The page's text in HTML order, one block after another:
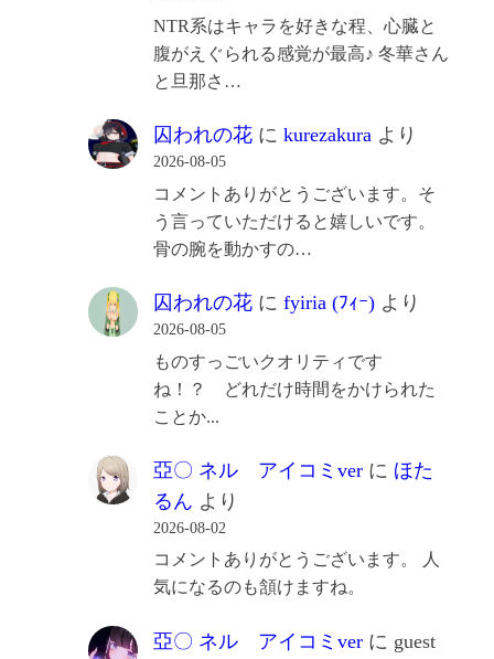
NTR系はキャラを好きな程、心臓と
腹がえぐられる感覚が最高♪ 冬華さん
と旦那さ…
囚われの花に kurezakuraより
2026-08-05
コメントありがとうございます。そ
う言っていただけると嬉しいです。
骨の腕を動かすの…
囚われの花に fyiria (ﾌｨｰ)より
2026-08-05
ものすっごいクオリティです
ね！？ どれだけ時間をかけられた
ことか...
亞〇 ネル アイコミverに ほた
るん より
2026-08-02
コメントありがとうございます。 人
気になるのも頷けますね。
亞〇 ネル アイコミverに guest